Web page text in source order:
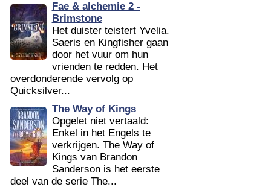
Fae & alchemie 2 -
Brimstone
Het duister teistert Yvelia.
Saeris en Kingfisher gaan
door het vuur om hun
vrienden te redden. Het
overdonderende vervolg op
Quicksilver...
The Way of Kings
Opgelet niet vertaald:
Enkel in het Engels te
verkrijgen. The Way of
Kings van Brandon
Sanderson is het eerste
deel van de serie The...